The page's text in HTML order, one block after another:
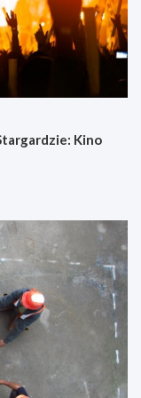
Kino